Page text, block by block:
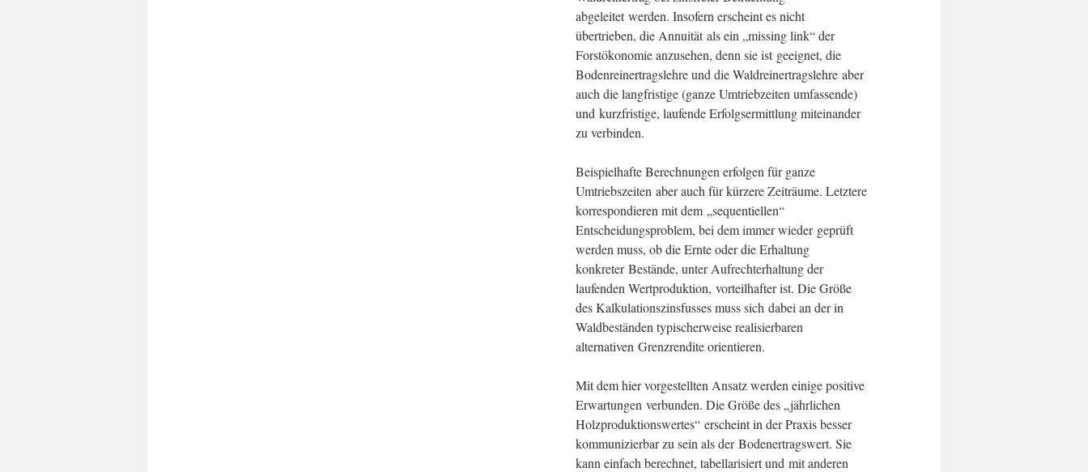
abgeleitet werden. Insofern erscheint es nicht
übertrieben, die Annuität als ein „missing link“ der
Forstökonomie anzusehen, denn sie ist geeignet, die
Bodenreinertragslehre und die Waldreinertragslehre aber
auch die langfristige (ganze Umtriebzeiten umfassende)
und kurzfristige, laufende Erfolgsermittlung miteinander
zu verbinden.
Beispielhafte Berechnungen erfolgen für ganze
Umtriebszeiten aber auch für kürzere Zeiträume. Letztere
korrespondieren mit dem „sequentiellen“
Entscheidungsproblem, bei dem immer wieder geprüft
werden muss, ob die Ernte oder die Erhaltung
konkreter Bestände, unter Aufrechterhaltung der
laufenden Wertproduktion, vorteilhafter ist. Die Größe
des Kalkulationszinsfusses muss sich dabei an der in
Waldbeständen typischerweise realisierbaren
alternativen Grenzrendite orientieren.
Mit dem hier vorgestellten Ansatz werden einige positive
Erwartungen verbunden. Die Größe des „jährlichen
Holzproduktionswertes“ erscheint in der Praxis besser
kommunizierbar zu sein als der Bodenertragswert. Sie
kann einfach berechnet, tabellarisiert und mit anderen